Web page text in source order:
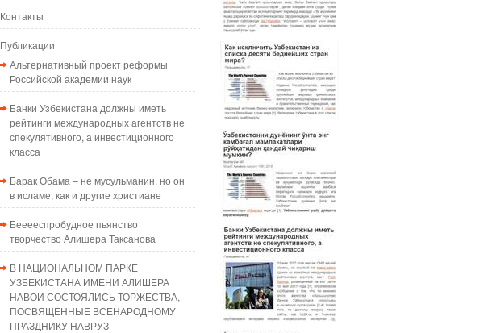
Контакты
Публикации
Альтернативный проект реформы
Российской академии наук
Банки Узбекистана должны иметь
рейтинги международных агентств не
спекулятивного, а инвестиционного
класса
Барак Обама – не мусульманин, но он
в исламе, как и другие христиане
Бееееспробудное пьянство
творчество Алишера Таксанова
В НАЦИОНАЛЬНОМ ПАРКЕ
УЗБЕКИСТАНА ИМЕНИ АЛИШЕРА
НАВОИ СОСТОЯЛИСЬ ТОРЖЕСТВА,
ПОСВЯЩЕННЫЕ ВСЕНАРОДНОМУ
ПРАЗДНИКУ НАВРУЗ